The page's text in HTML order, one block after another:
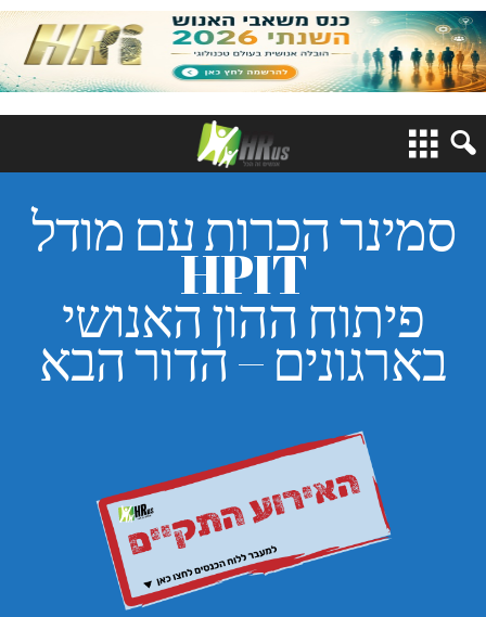
סמינר הכרות עם מודל
HPIT
פיתוח ההון האנושי
בארגונים – הדור הבא